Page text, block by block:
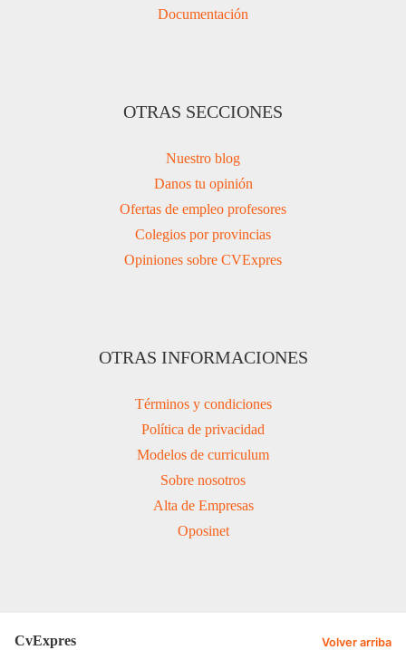
Documentación
OTRAS SECCIONES
Nuestro blog
Danos tu opinión
Ofertas de empleo profesores
Colegios por provincias
Opiniones sobre CVExpres
OTRAS INFORMACIONES
Términos y condiciones
Política de privacidad
Modelos de curriculum
Sobre nosotros
Alta de Empresas
Oposinet
CvExpres Volver arriba